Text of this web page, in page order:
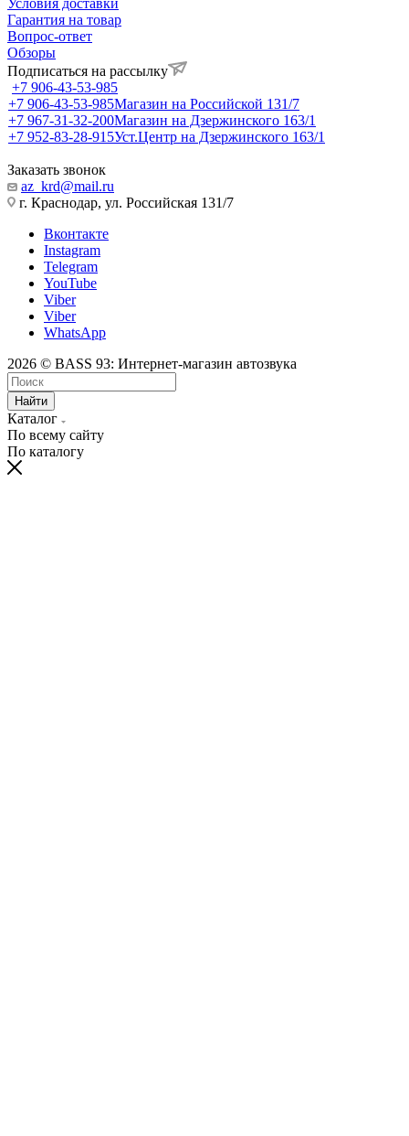
Условия доставки
Гарантия на товар
Вопрос-ответ
Обзоры
Подписаться на рассылку
+7 906-43-53-985
+7 906-43-53-985Магазин на Российской 131/7
+7 967-31-32-200Магазин на Дзержинского 163/1
+7 952-83-28-915Уст.Центр на Дзержинского 163/1
Заказать звонок
az_krd@mail.ru
г. Краснодар, ул. Российская 131/7
Вконтакте
Instagram
Telegram
YouTube
Viber
Viber
WhatsApp
2026 © BASS 93: Интернет-магазин автозвука
Найти
Каталог
По всему сайту
По каталогу